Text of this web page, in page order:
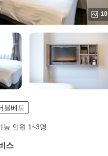
10
블베드
능 인원 1~3명
스